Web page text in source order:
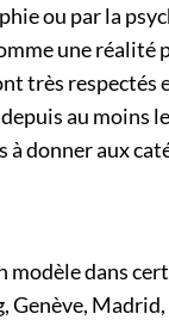
ou par la
une réalité
très
au moins
donner aux
modèle dans